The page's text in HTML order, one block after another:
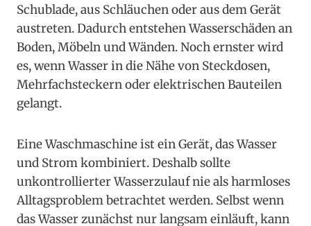
Schublade, aus Schläuchen oder aus dem Gerät
austreten. Dadurch entstehen Wasserschäden an
Boden, Möbeln und Wänden. Noch ernster wird
es, wenn Wasser in die Nähe von Steckdosen,
Mehrfachsteckern oder elektrischen Bauteilen
gelangt.
Eine Waschmaschine ist ein Gerät, das Wasser
und Strom kombiniert. Deshalb sollte
unkontrollierter Wasserzulauf nie als harmloses
Alltagsproblem betrachtet werden. Selbst wenn
das Wasser zunächst nur langsam einläuft, kann